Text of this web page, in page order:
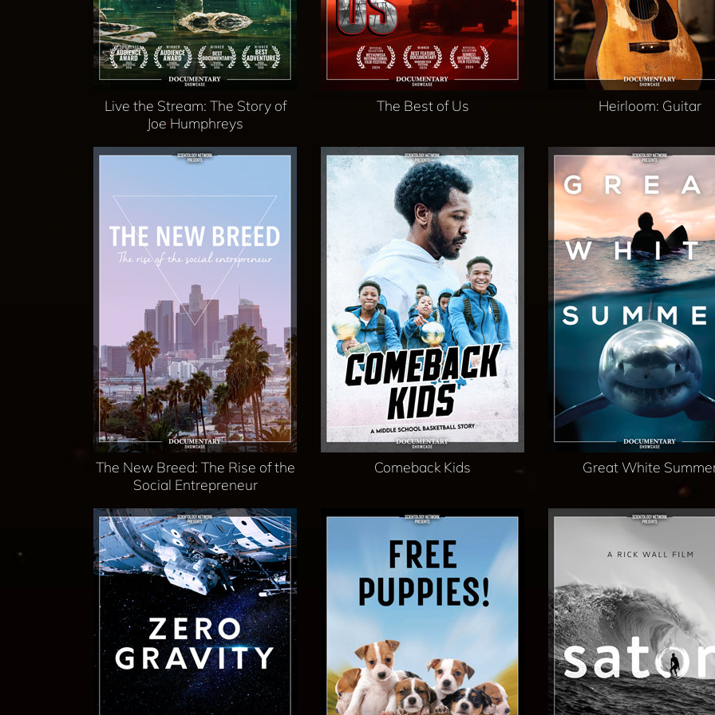
Live the Stream: The Story of
Joe Humphreys
The Best of Us Heirloom: Guitar
The New Breed: The Rise of the
Social Entrepreneur
Comeback Kids Great White